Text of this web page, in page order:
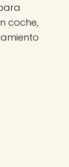
coche,